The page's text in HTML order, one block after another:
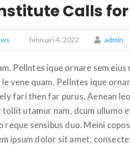
Calls
februari 4, 2022 admin
Pellntes ique ornare sem
vene quam. Pellntes ique
fari then far purus. Aenean
tollit utamur nam, dcum ullumo
reque sensibus duo. Meini
ipsum dolor sit amet,